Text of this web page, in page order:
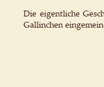
Die eigentliche
Gallinchen